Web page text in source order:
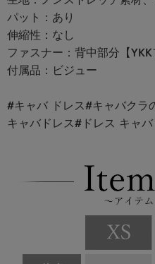
パット：あり
伸縮性：なし
ファスナー：背中部分【YKK
付属品：ビジュー
#キャバ ドレス#キャバクラ
キャバドレス#ドレス キャバ